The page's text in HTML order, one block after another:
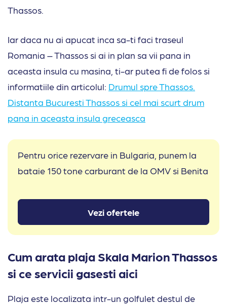
Thassos.
Iar daca nu ai apucat inca sa-ti faci traseul
Romania – Thassos si ai in plan sa vii pana in
aceasta insula cu masina, ti-ar putea fi de folos si
informatiile din articolul: Drumul spre Thassos.
Distanta Bucuresti Thassos si cel mai scurt drum
pana in aceasta insula greceasca
Pentru orice rezervare in Bulgaria, punem la
bataie 150 tone carburant de la OMV si Benita
Vezi ofertele
Cum arata plaja Skala Marion Thassos
si ce servicii gasesti aici
Plaja este localizata intr-un golfulet destul de